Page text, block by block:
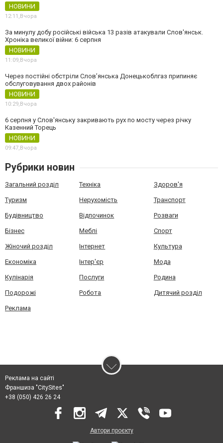
НОВИНИ
12:11,Вчора
За минулу добу російські війська 13 разів атакували Слов'янськ.
Хроніка великої війни: 6 серпня
НОВИНИ
11:09,Вчора
Через постійні обстріли Слов’янська Донецькоблгаз припиняє
обслуговування двох районів
НОВИНИ
10:29,Вчора
6 серпня у Слов'янську закривають рух по мосту через річку
Казенний Торець
НОВИНИ
09:47,Вчора
Рубрики новин
Загальний розділ Техніка Здоров'я
Туризм Нерухомість Транспорт
Будівництво Відпочинок Розваги
Бізнес Меблі Спорт
Жіночий розділ Інтернет Культура
Економіка Інтер'єр Мода
Кулінарія Послуги Родина
Подорожі Робота Дитячий розділ
Реклама
Реклама на сайті
Франшиза "CitySites"
+38 (050) 426 26 24
Автори проєкту